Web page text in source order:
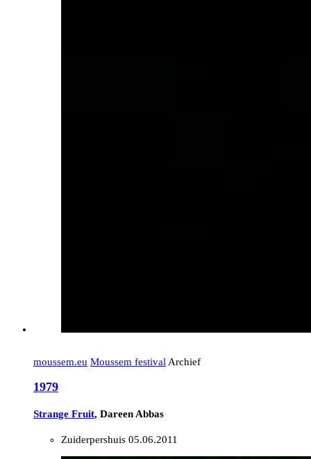
moussem.eu Moussem festival Archief
1979
Strange Fruit, Dareen Abbas
Zuiderpershuis 05.06.2011